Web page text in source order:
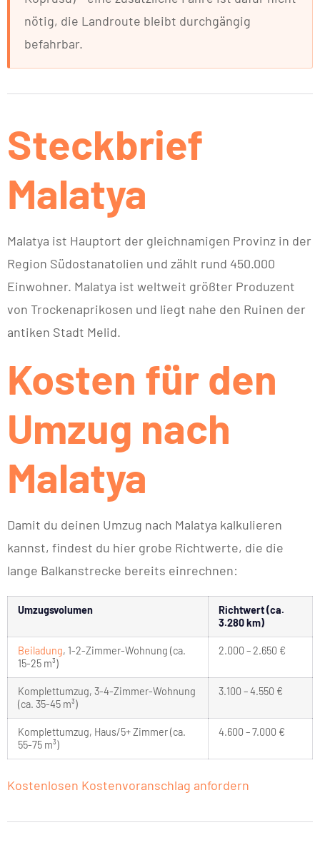
nötig, die Landroute bleibt durchgängig
befahrbar.
Steckbrief
Malatya
Malatya ist Hauptort der gleichnamigen Provinz in der
Region Südostanatolien und zählt rund 450.000
Einwohner. Malatya ist weltweit größter Produzent
von Trockenaprikosen und liegt nahe den Ruinen der
antiken Stadt Melid.
Kosten für den
Umzug nach
Malatya
Damit du deinen Umzug nach Malatya kalkulieren
kannst, findest du hier grobe Richtwerte, die die
lange Balkanstrecke bereits einrechnen:
Umzugsvolumen
Richtwert (ca.
3.280 km)
Beiladung, 1-2-Zimmer-Wohnung (ca.
15-25 m³)
2.000 – 2.650 €
Komplettumzug, 3-4-Zimmer-Wohnung
(ca. 35-45 m³)
3.100 – 4.550 €
Komplettumzug, Haus/5+ Zimmer (ca.
55-75 m³)
4.600 – 7.000 €
Kostenlosen Kostenvoranschlag anfordern